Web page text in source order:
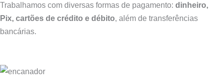
Trabalhamos com diversas formas de pagamento: dinheiro,
Pix, cartões de crédito e débito, além de transferências
bancárias.